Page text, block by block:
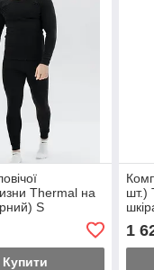
Thermal на
S
Купити
шт.)
1